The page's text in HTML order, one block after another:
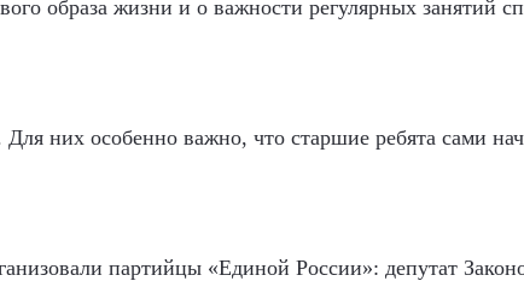
образа жизни и о важности регулярных занятий
них особенно важно, что старшие ребята сами
партийцы «Единой России»: депутат